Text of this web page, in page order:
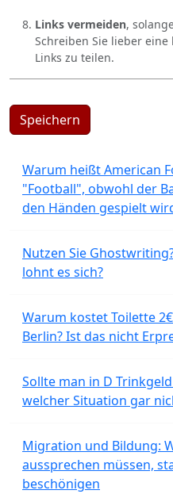
Links vermeiden,
Schreiben Sie lieber
Links zu teilen.
Speichern
Warum heißt American
"Football", obwohl der
den Händen gespielt
Nutzen Sie
lohnt es sich?
Warum kostet Toilette
Berlin? Ist das nicht
Sollte man in D
welcher Situation gar
Migration und Bildung:
aussprechen müssen,
beschönigen